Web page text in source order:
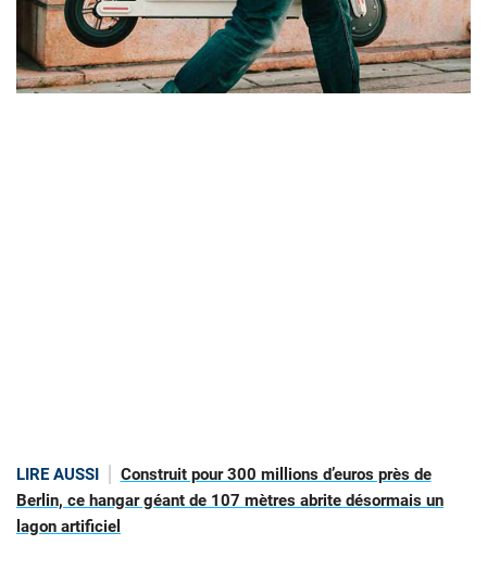
LIRE AUSSI
Construit pour 300 millions d’euros près de
Berlin, ce hangar géant de 107 mètres abrite désormais un
lagon artificiel